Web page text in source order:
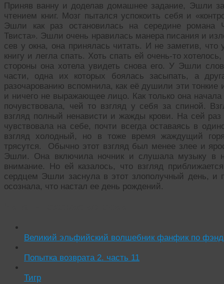
Приняв ванну и доделав домашнее задание, Эшли
чтением книг. Мозг пытался успокоить себя и
Эшли как раз остановилась на середине романа
Твиста». Эшли очень нравилась манера писания и
сев у окна, она принялась читать. И не заметив,
книгу и легла спать. Хоть спать ей очень-то
стороны она хотела увидеть снова его. У Эшли
части, одна их которых боялась засыпать, а
разочарованию вспомнила, как её душили эти тонкие
и ничего не выражающее лицо. Как только она
почувствовала, чей то взгляд у себя за спиной.
взгляд полный ненависти и жажды крови. На сей
чувствовала на себе, почти всегда оставаясь в
взгляд холодный, но в тоже время жаждущий
трясутся.
Обычно этот взгляд был менее злее и
Эшли. Она включила ночник и слушала музыку в
внимание. Но ей казалось, что взгляд
сердцем Эшли заснула в этот злополучный день, и
осознала, что настал ее день рождений.
Великий эльфийский волшебник фанфик по
Попытка возврата 2. часть 11
Тигр